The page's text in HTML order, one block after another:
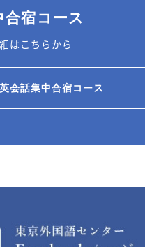
宿コース
はこちらから
英会話集中合宿コース